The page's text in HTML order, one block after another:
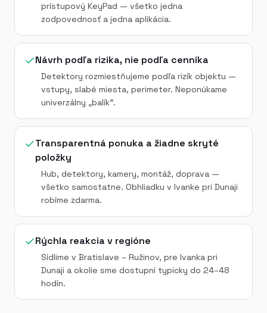
prístupový KeyPad — všetko jedna
zodpovednosť a jedna aplikácia.
Návrh podľa rizika, nie podľa cenníka
Detektory rozmiestňujeme podľa rizík objektu —
vstupy, slabé miesta, perimeter. Neponúkame
univerzálny „balík".
Transparentná ponuka a žiadne skryté
položky
Hub, detektory, kamery, montáž, doprava —
všetko samostatne. Obhliadku v Ivanke pri Dunaji
robíme zdarma.
Rýchla reakcia v regióne
Sídlime v Bratislave – Ružinov, pre Ivanka pri
Dunaji a okolie sme dostupní typicky do 24–48
hodín.